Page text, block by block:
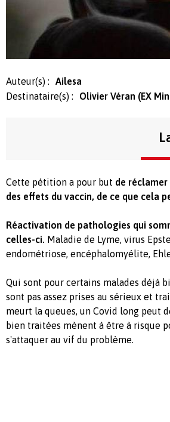
Auteur(s) :
Ailesa
Destinataire(s) :
Olivier Véran (EX
Cette pétition a pour but de
des effets du vaccin, de ce que cela
Réactivation de pathologies qui
celles-ci. Maladie de Lyme, virus
endométriose, encéphalomyélite,
Qui sont pour certains malades déjà
sont pas assez prises au sérieux et
meurt la queues, un Covid long peut
bien traitées mènent à être à risque
s'attaquer au vif du problème.